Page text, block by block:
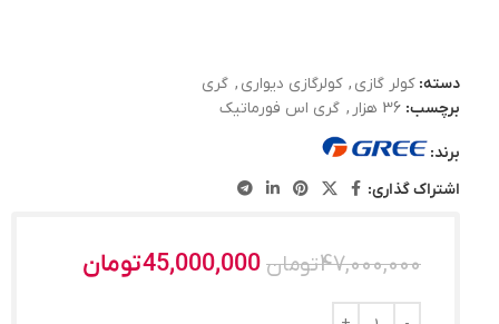
دسته: کولر گازی , کولرگازی دیواری , گری
برچسب: 36 هزار , گری اس فورماتیک
برند:
اشتراک گذاری:
47,000,000تومان45,000,000تومان